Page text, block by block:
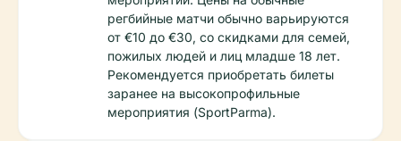
регбийные матчи обычно варьируются
от €10 до €30, со скидками для семей,
пожилых людей и лиц младше 18 лет.
Рекомендуется приобретать билеты
заранее на высокопрофильные
мероприятия (SportParma).